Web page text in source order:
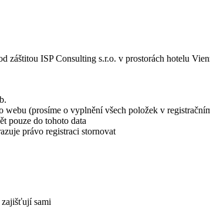
záštitou ISP Consulting s.r.o. v prostorách hotelu
webu (prosíme o vyplnění všech položek v
pouze do tohoto data
právo registraci stornovat
sami